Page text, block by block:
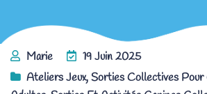
Marie
19 Juin 2025
Ateliers Jeux,Sorties Collectives